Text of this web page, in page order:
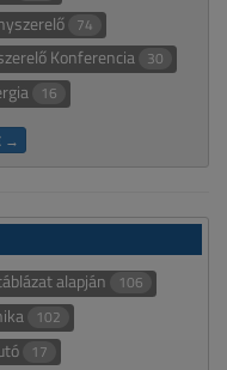
74
Konferencia 30
16
→
alapján 106
102
17